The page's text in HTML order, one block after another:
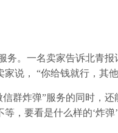
。一名卖家告诉北青报
说， “你给钱就行，其他
炸弹”服务的同时，还
，要看是什么样的‘炸弹